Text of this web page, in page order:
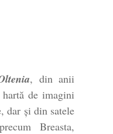
, din anii
de imagini
dar și din satele
Breasta,